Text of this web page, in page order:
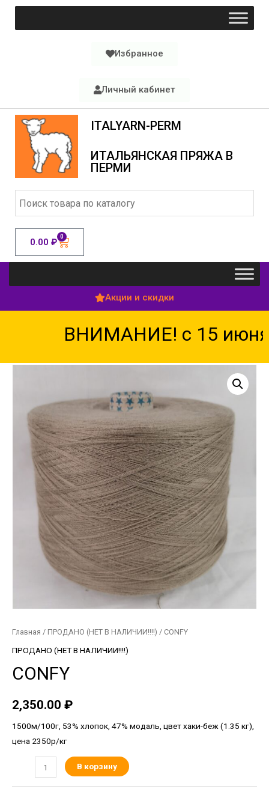
Избранное
Личный кабинет
ITALYARN-PERM
ИТАЛЬЯНСКАЯ ПРЯЖА В
ПЕРМИ
0.00 ₽ 0
Акции и скидки
ВНИМАНИЕ! с 15 июня
Главная / ПРОДАНО (НЕТ В НАЛИЧИИ!!!!) / CONFY
ПРОДАНО (НЕТ В НАЛИЧИИ!!!!)
CONFY
2,350.00 ₽
1500м/100г, 53% хлопок, 47% модаль, цвет хаки-беж (1.35 кг),
цена 2350р/кг
В корзину